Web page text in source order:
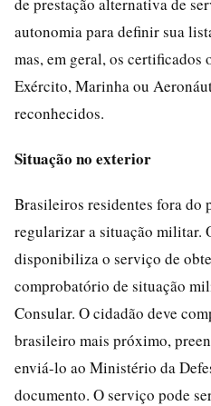
autonomia para definir sua
mas, em geral, os
Exército, Marinha ou
reconhecidos.
Situação no exterior
Brasileiros residentes fora do
regularizar a situação militar.
disponibiliza o serviço de
comprobatório de situação
Consular. O cidadão deve
brasileiro mais próximo,
enviá-lo ao Ministério da
documento. O serviço pode